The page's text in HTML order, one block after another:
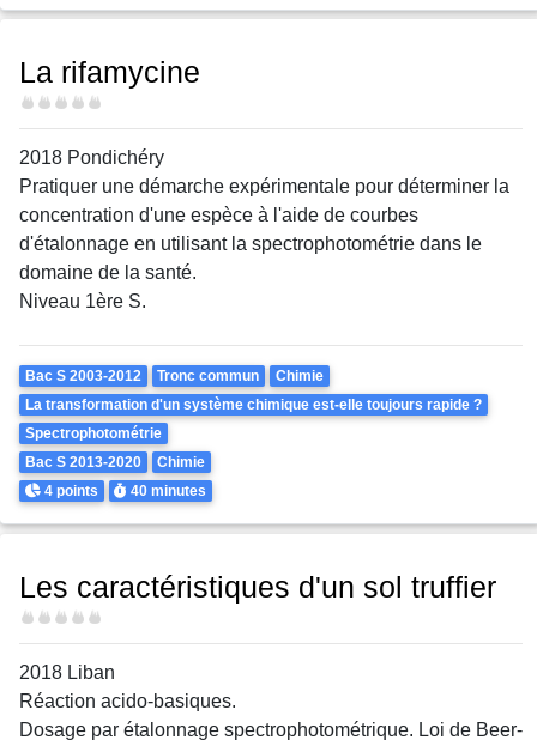
La rifamycine
Difficulté
2018 Pondichéry
Pratiquer une démarche expérimentale pour déterminer la
concentration d'une espèce à l'aide de courbes
d'étalonnage en utilisant la spectrophotométrie dans le
domaine de la santé.
Niveau 1ère S.
Theme
Bac S 2003-2012 Tronc commun
Chimie
La transformation d'un système chimique est-elle toujours rapide ?
Spectrophotométrie
Bac S 2013-2020
Chimie
Points
4 points Durée
40 minutes
Les caractéristiques d'un sol truffier
Difficulté
2018 Liban
Réaction acido-basiques.
Dosage par étalonnage spectrophotométrique. Loi de Beer-